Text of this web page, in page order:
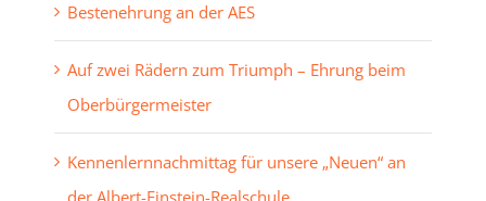
Bestenehrung an der AES
Auf zwei Rädern zum Triumph – Ehrung beim
Oberbürgermeister
Kennenlernnachmittag für unsere „Neuen“ an